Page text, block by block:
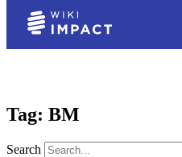
Tag: BM
Search